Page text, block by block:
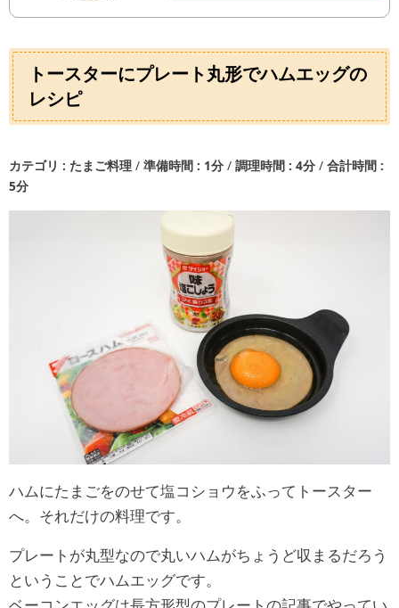
トースターにプレート丸形でハムエッグの
レシピ
カテゴリ たまご料理 準備時間 1分 調理時間 4分
合計時間
5分
ハムにたまごをのせて塩コショウをふってトースター
へ。それだけの料理です。
プレートが丸型なので丸いハムがちょうど収まるだろう
ということでハムエッグです。